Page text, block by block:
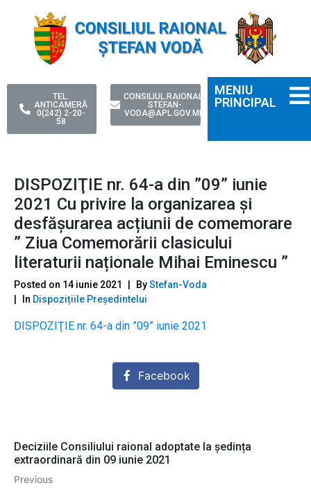
TEL.
ANTICAMERĂ
0(242) 2-20-
58
CONSILIUL.RAIONAL-
STEFAN-
VODA@APL.GOV.MD
MENIU
PRINCIPAL
DISPOZIŢIE nr. 64-a din ”09” iunie
2021 Сu privire la organizarea şi
desfăşurarea acțiunii de comemorare
” Ziua Comemorării clasicului
literaturii naționale Mihai Eminescu ”
Posted on 14 iunie 2021 ByStefan-Voda
In Dispozițiile Președintelui
DISPOZIŢIE nr. 64-a din ”09” iunie 2021
Facebook
Deciziile Consiliului raional adoptate la ședința
extraordinară din 09 iunie 2021
Previous